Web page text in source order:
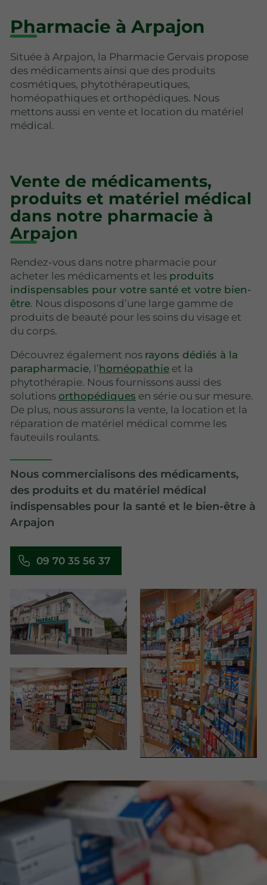
Pharmacie à Arpajon
Située à Arpajon, la Pharmacie Gervais propose
des médicaments ainsi que des produits
cosmétiques, phytothérapeutiques,
homéopathiques et orthopédiques. Nous
mettons aussi en vente et location du matériel
médical.
Vente de médicaments,
produits et matériel médical
dans notre pharmacie à
Arpajon
Rendez-vous dans notre pharmacie pour
acheter les médicaments et les produits
indispensables pour votre santé et votre bien-
être. Nous disposons d’une large gamme de
produits de beauté pour les soins du visage et
du corps.
Découvrez également nos rayons dédiés à la
parapharmacie, l’homéopathie et la
phytothérapie. Nous fournissons aussi des
solutions orthopédiques en série ou sur mesure.
De plus, nous assurons la vente, la location et la
réparation de matériel médical comme les
fauteuils roulants.
Nous commercialisons des médicaments,
des produits et du matériel médical
indispensables pour la santé et le bien-être à
Arpajon
09 70 35 56 37